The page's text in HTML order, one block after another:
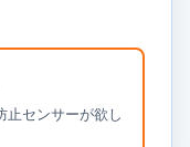
止センサーが欲し